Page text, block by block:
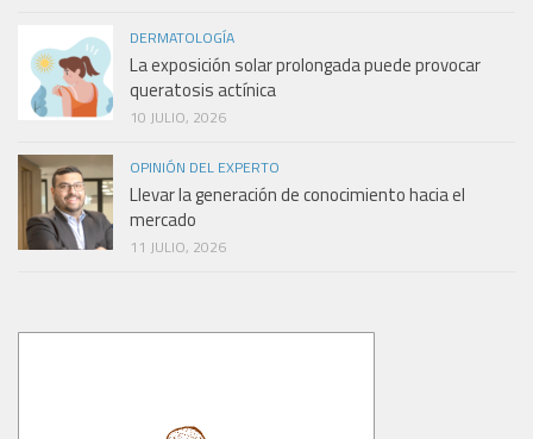
DERMATOLOGÍA
La exposición solar prolongada puede provocar
queratosis actínica
10 JULIO, 2026
OPINIÓN DEL EXPERTO
Llevar la generación de conocimiento hacia el
mercado
11 JULIO, 2026